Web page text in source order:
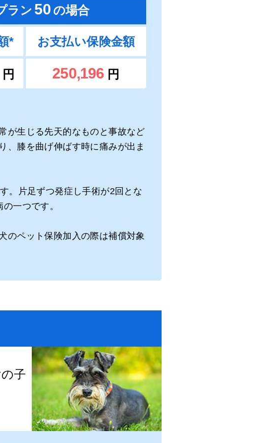
ラン 50 の場合
* お支払い保険金額
円 250,196 円
が生じる先天的なものと事故など
、膝を曲げ伸ばす時に痛みが出ま
。片足ずつ発症し手術が2回とな
一つです。
のペット保険加入の際は補償対象
子